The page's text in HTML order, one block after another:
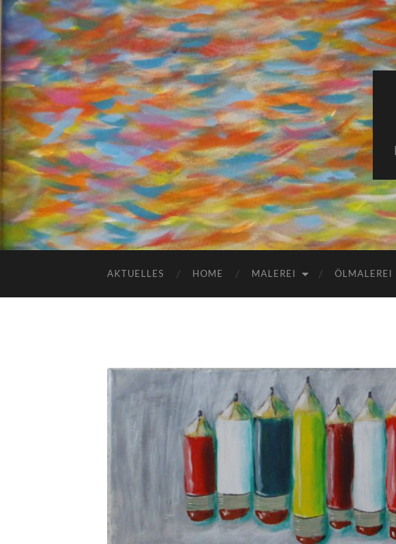
AKTUELLES HOME MALEREI ÖLMALEREI